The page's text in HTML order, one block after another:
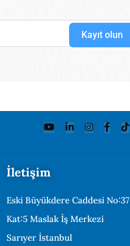
Kayıt olun
İletişim
Eski Büyükdere Caddesi No:37
Kat:5 Maslak İş Merkezi
Sarıyer İstanbul